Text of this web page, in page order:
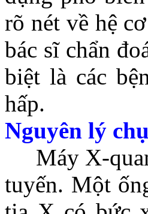
rõ nét về hệ
bác sĩ chẩn
biệt là các
hấp.
Nguyên lý
Máy X-
tuyến. Một